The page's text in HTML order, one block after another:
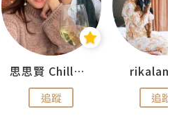
思思賢 ChillMyBabe
追蹤 追蹤